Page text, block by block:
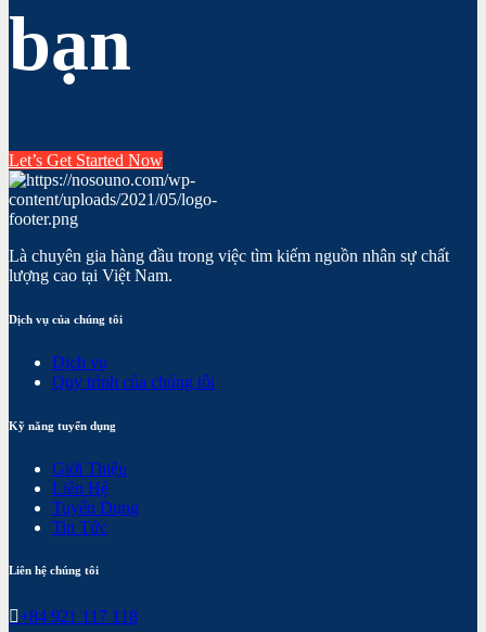
bạn
Let’s Get Started Now
Là chuyên gia hàng đầu trong việc tìm kiếm nguồn nhân sự chất
lượng cao tại Việt Nam.
Dịch vụ của chúng tôi
Dịch vụ
Quy trình của chúng tôi
Kỹ năng tuyển dụng
Giới Thiệu
Liên Hệ
Tuyển Dụng
Tin Tức
Liên hệ chúng tôi
+84 921 117 118